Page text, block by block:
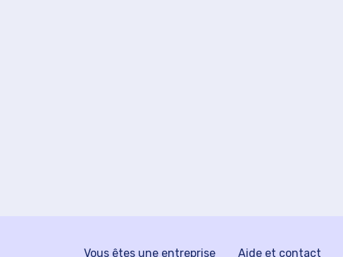
Vous êtes une entreprise Aide et contact